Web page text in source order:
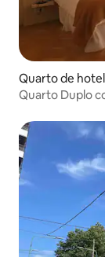
Quarto de
Quarto Duplo